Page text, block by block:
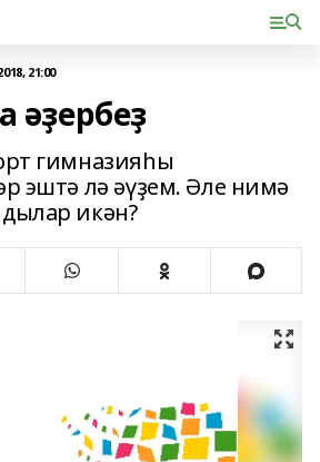
21:00
әҙербеҙ
гимназияһы
эштә лә әүҙем. Әле нимә
икән?